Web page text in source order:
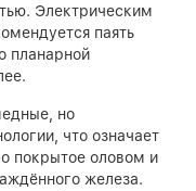
Электрическим
паять
планарной
но
что означает
покрытое оловом и
железа.